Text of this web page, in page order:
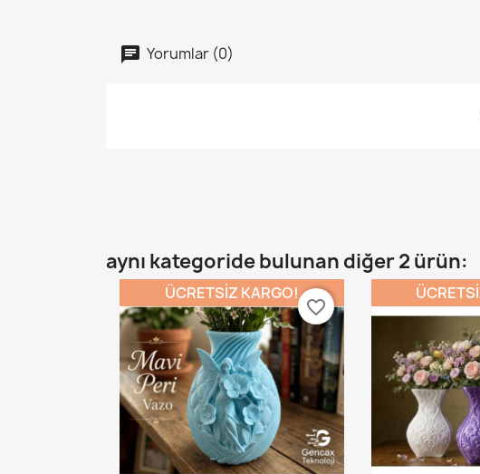
Yorumlar (0)
aynı kategoride bulunan diğer 2 ürün:
ÜCRETSIZ KARGO!
favorite_border